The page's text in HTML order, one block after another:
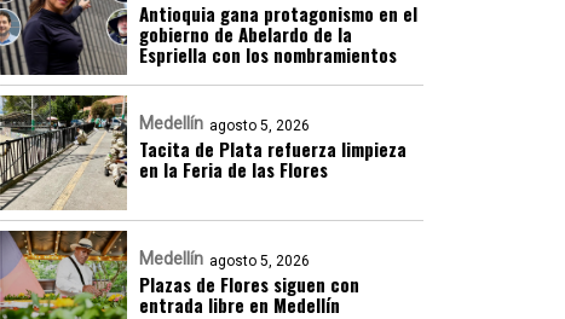
Antioquia gana protagonismo en el
gobierno de Abelardo de la
Espriella con los nombramientos
Medellín agosto 5, 2026
Tacita de Plata refuerza limpieza
en la Feria de las Flores
Medellín agosto 5, 2026
Plazas de Flores siguen con
entrada libre en Medellín